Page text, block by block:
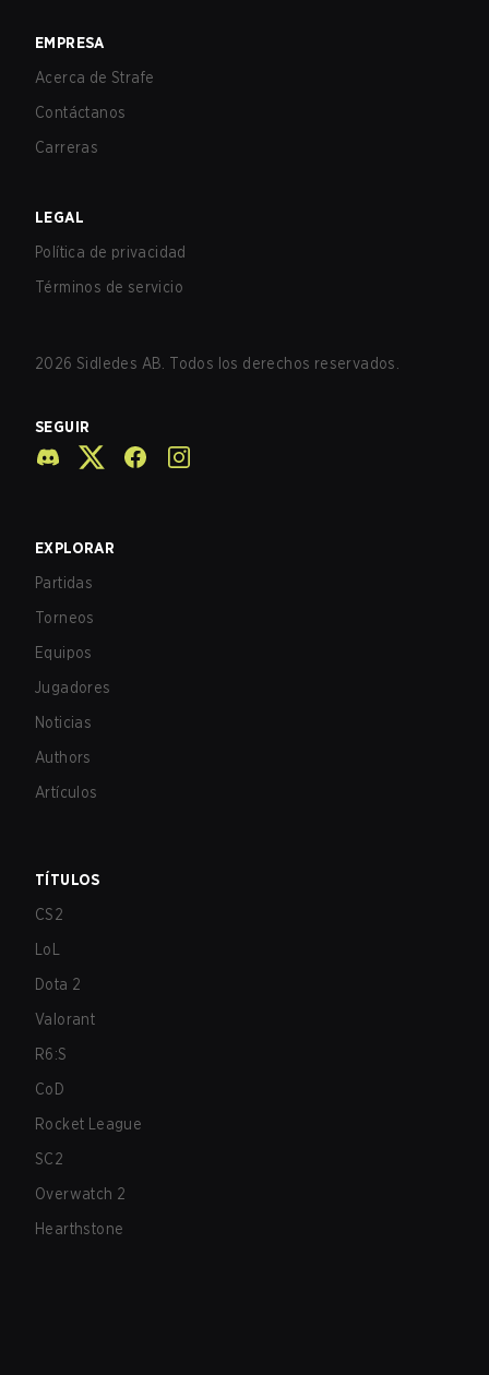
EMPRESA
Acerca de Strafe
Contáctanos
Carreras
LEGAL
Política de privacidad
Términos de servicio
2026 Sidledes AB. Todos los derechos reservados.
SEGUIR
EXPLORAR
Partidas
Torneos
Equipos
Jugadores
Noticias
Authors
Artículos
TÍTULOS
CS2
LoL
Dota 2
Valorant
R6:S
CoD
Rocket League
SC2
Overwatch 2
Hearthstone